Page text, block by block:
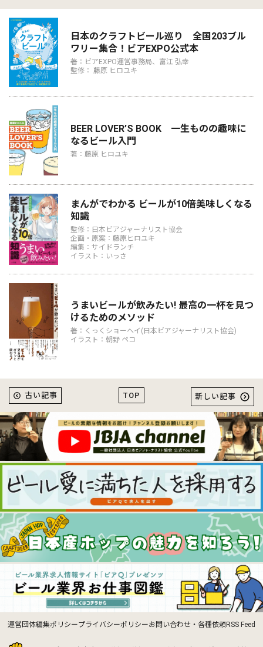
日本のクラフトビール巡り 全国203ブル
ワリー集合！ビアEXPO公式本
著：ビアEXPO運営事務局、富江 弘幸
監修： 藤原 ヒロユキ
BEER LOVER’S BOOK 一生ものの趣味に
なるビール入門
著：藤原 ヒロユキ
まんがでわかる ビールが10倍美味しくなる
知識
監修：日本ビアジャーナリスト協会
企画・原案：藤原ヒロユキ
編集：サイドランチ
イラスト：いっさ
うまいビールが飲みたい! 最高の一杯を見つ
けるためのメソッド
著：くっくショーヘイ(日本ビアジャーナリスト協会)
イラスト：朝野 ペコ
TOP
古い記事 新しい記事
運営団体編集ポリシープライバシーポリシーお問い合わせ・各種依頼RSS Feed